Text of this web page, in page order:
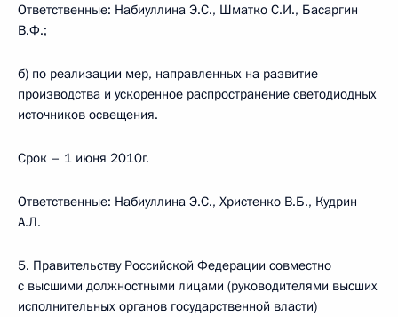
Ответственные: Набиуллина Э.С., Шматко С.И., Басаргин
В.Ф.;
б) по реализации мер, направленных на развитие
производства и ускоренное распространение светодиодных
источников освещения.
Срок – 1 июня 2010г.
Ответственные: Набиуллина Э.С., Христенко В.Б., Кудрин
А.Л.
5. Правительству Российской Федерации совместно
с высшими должностными лицами (руководителями высших
исполнительных органов государственной власти)